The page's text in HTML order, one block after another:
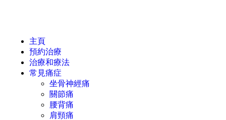
主頁
預約治療
治療和療法
常見痛症
坐骨神經痛
關節痛
腰背痛
肩頸痛